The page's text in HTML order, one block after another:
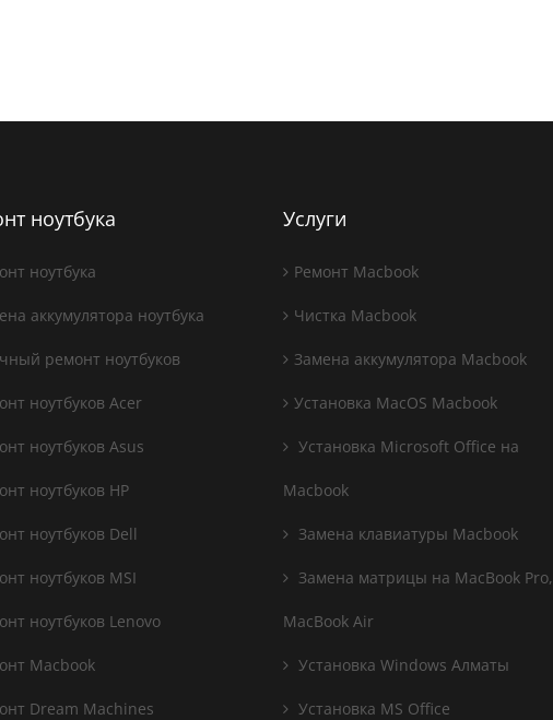
ноутбука
ноутбука
аккумулятора ноутбука
ремонт ноутбуков
ноутбуков Acer
ноутбуков Asus
ноутбуков HP
ноутбуков Dell
ноутбуков MSI
ноутбуков Lenovo
Macbook
Dream Machines
Услуги
Ремонт Macbook
Чистка Macbook
Замена аккумулятора Macbook
Установка MacOS Macbook
Установка Microsoft Office на
Macbook
Замена клавиатуры Macbook
Замена матрицы на MacBook Pro,
MacBook Air
Установка Windows Алматы
Установка MS Office